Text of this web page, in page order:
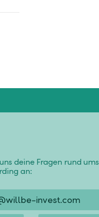
deine Fragen rund ums
an:
invest.com